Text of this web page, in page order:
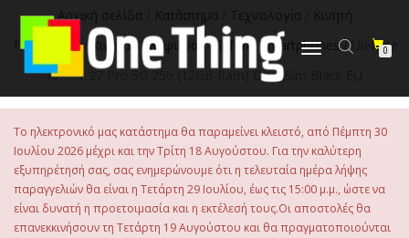
περιεχόμενο
Εναλλαγή
0
Αρχική σελίδα Κατάστημα Τεχνολογία
Κινητή
Τηλεφωνία/ Κινητά Τηλέφωνα /Ulefone Smartphones/ Ulefone
Armor 27 Pro 5G 256 (12GB Ram) Dual-Sim Black EU
Το ηλεκτρονικό μας κατάστημα θα παραμείνει κλειστό, από Πέμπτη 30
Ιουλίου 2026 μέχρι και την Τρίτη 18 Αυγούστου. Για την καλύτερη
εξυπηρέτησή σας, σας ενημερώνουμε ότι η τελευταία ημέρα λήψης
παραγγελιών θα είναι η Τετάρτη 29 Ιουλίου, έως τις 15:00 μ.μ., ώστε να
είναι δυνατή η προετοιμασία και η εκτέλεσή τους.Οι αποστολές θα
επανεκκινήσουν τη Τετάρτη 19 Αυγούστου και θα πραγματοποιούνται